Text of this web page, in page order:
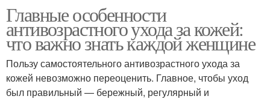
Главные особенности
антивозрастного ухода за кожей:
что важно знать каждой женщине
Пользу самостоятельного антивозрастного ухода за
кожей невозможно переоценить. Главное, чтобы уход
был правильный — бережный, регулярный и